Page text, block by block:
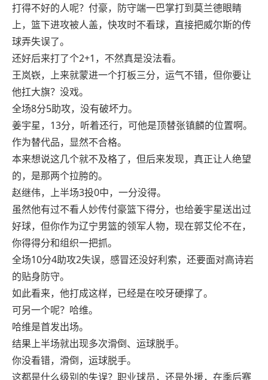
打得不好的人呢？付豪，防守端一巴掌打到莫兰德眼睛
上，篮下进攻被人盖，快攻时不看球，直接把威尔斯的传
球弄失误了。
还好后来打了个2+1，不然真是没法看。
王岚嵚，上来就蒙进一个打板三分，运气不错，但你要让
他扛大旗？没戏。
全场8分5助攻，没有破坏力。
姜宇星，13分，听着还行，可他是顶替张镇麟的位置啊。
作为替代品，显然不合格。
本来想说这几个就不及格了，但后来发现，真正让人绝望
的，是那两个拉胯的。
赵继伟，上半场3投0中，一分没得。
虽然他有过不看人妙传付豪篮下得分，也给姜宇星送出过
好球，但你作为辽宁男篮的领军人物，现在郭艾伦不在，
你得得分和组织一把抓。
全场10分4助攻2失误，感冒还没好利索，还要面对高诗岩
的贴身防守。
如此看来，他打成这样，已经是在咬牙硬撑了。
可另一个呢？哈维。
哈维是首发出场。
结果上半场就出现多次滑倒、运球脱手。
你没看错，滑倒，运球脱手。
这都是什么级别的失误？职业球员，还是外援，在季后赛